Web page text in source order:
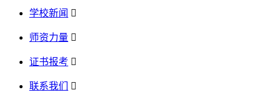
学校新闻 
师资力量 
证书报考 
联系我们 